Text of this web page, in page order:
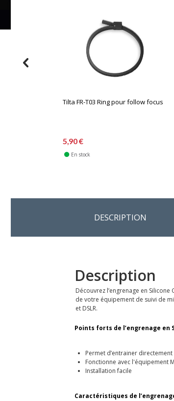
Tilta FR-T03 Ring pour follow focus
5,90 €
En stock
DESCRIPTION
Description
Découvrez l’engrenage en
de votre équipement de suivi de
et DSLR.
Points forts de l’engrenage en
Permet d’entrainer
Fonctionne avec l'équipement
Installation facile
Caractéristiques de